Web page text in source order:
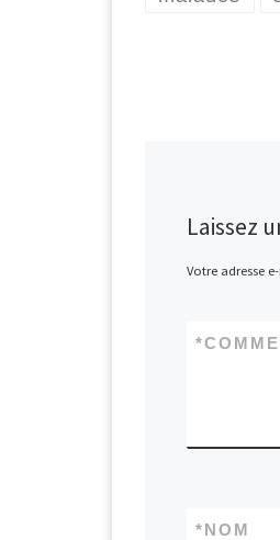
Laissez
Votre adresse
*
NOM
*